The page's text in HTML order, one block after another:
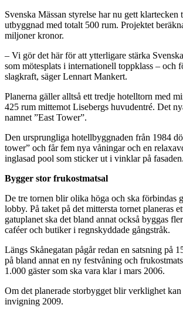
Svenska Mässan styrelse har nu gett
utbyggnad med totalt 500 rum. Projektet
miljoner kronor.
– Vi gör det här för att ytterligare stärka
som mötesplats i internationell toppklass – och
slagkraft, säger Lennart Mankert.
Planerna gäller alltså ett tredje hotelltorn med
425 rum mittemot Lisebergs huvudentré. Det
namnet ”East Tower”.
Den ursprungliga hotellbyggnaden från 1984
tower” och får fem nya våningar och en
inglasad pool som sticker ut i vinklar på fasaden.
Bygger stor frukostmatsal
De tre tornen blir olika höga och ska förbindas
lobby. På taket på det mittersta tornet planeras
gatuplanet ska det bland annat också byggas
caféer och butiker i regnskyddade gångstråk.
Längs Skånegatan pågår redan en satsning på
på bland annat en ny festvåning och
1.000 gäster som ska vara klar i mars 2006.
Om det planerade storbygget blir verklighet
invigning 2009.